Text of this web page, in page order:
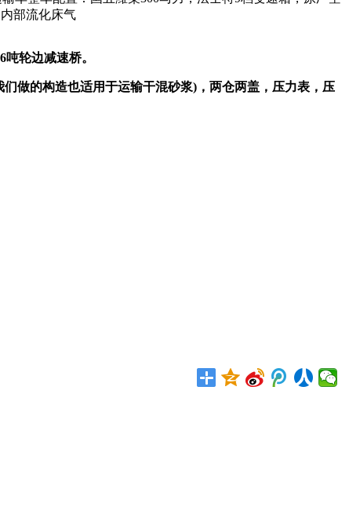
部流化床气
轮边减速桥。
做的构造也适用于运输干混砂浆)，两仓两盖，压力表，压